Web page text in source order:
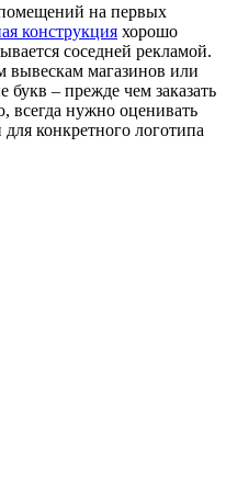
на первых
конструкция хорошо
соседней рекламой.
магазинов или
букв – прежде чем заказать
всегда нужно оценивать
конкретного логотипа